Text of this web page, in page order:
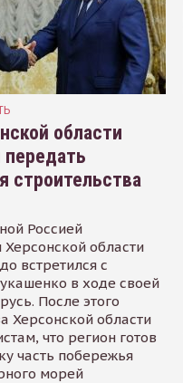
области
строительства
Россией
области
встретился с
в ходе своей
После этого
Херсонской области
что регион готов
часть побережья
морей